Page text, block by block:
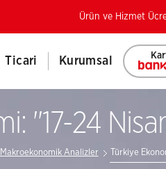
Ürün ve Hizmet
Ticari Kurumsal
''17-24
Makroekonomik Analizler Türkiye